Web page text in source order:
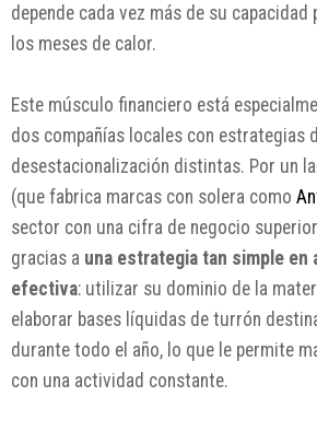
depende cada vez más de su capacidad
los meses de calor.
Este músculo financiero está
dos compañías locales con estrategias
desestacionalización distintas. Por un
(que fabrica marcas con solera como
sector con una cifra de negocio
gracias a una estrategia tan simple en
efectiva: utilizar su dominio de la
elaborar bases líquidas de turrón
durante todo el año, lo que le permite
con una actividad constante.